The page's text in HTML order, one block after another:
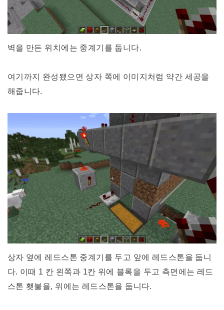
벽을 만든 위치에는 중계기를 둡니다.
여기까지 완성됐으면 상자 쪽에 이미지처럼 약간 세공을
해줍니다.
상자 옆에 레드스톤 중계기를 두고 앞에 레드스톤을 둡니
다. 이때 1 칸 왼쪽과 1칸 위에 블록을 두고 측면에는 레드
스톤 횃불을, 위에는 레드스톤을 둡니다.